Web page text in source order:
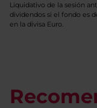
Liquidativo de la sesión
dividendos si el fondo es
en la divisa Euro.